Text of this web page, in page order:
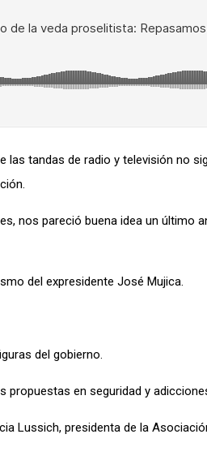
las tandas de radio y televisión no
.
nos pareció buena idea un último
del expresidente José Mujica.
del gobierno.
propuestas en seguridad y
Lussich, presidenta de la Asociació